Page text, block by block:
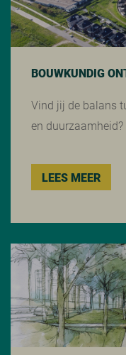
BOUWKUNDIG
Vind jij de balans
en duurzaamheid?
LEES MEER